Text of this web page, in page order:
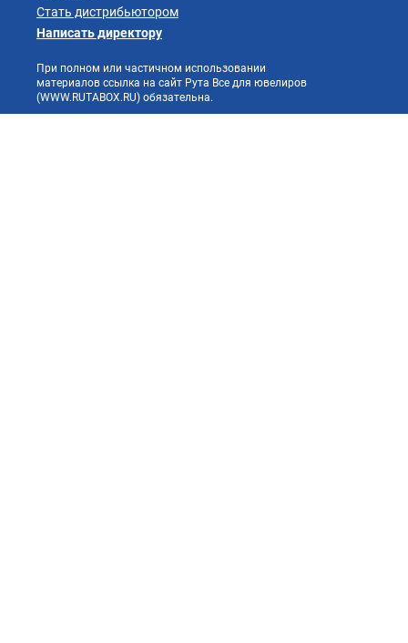
Стать дистрибьютором
Написать директору
При полном или частичном использовании
материалов ссылка на сайт Рута Все для ювелиров
(WWW.RUTABOX.RU) обязательна.